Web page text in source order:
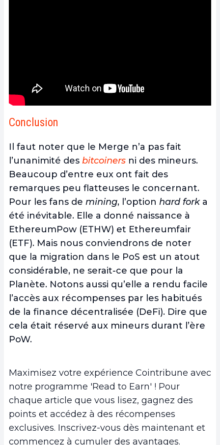
Conclusion
Il faut noter que le Merge n’a pas fait
l’unanimité des bitcoiners ni des mineurs.
Beaucoup d’entre eux ont fait des
remarques peu flatteuses le concernant.
Pour les fans de mining, l’option hard fork a
été inévitable. Elle a donné naissance à
EthereumPow (ETHW) et Ethereumfair
(ETF). Mais nous conviendrons de noter
que la migration dans le PoS est un atout
considérable, ne serait-ce que pour la
Planète. Notons aussi qu’elle a rendu facile
l’accès aux récompenses par les habitués
de la finance décentralisée (DeFi). Dire que
cela était réservé aux mineurs durant l’ère
PoW.
Maximisez votre expérience Cointribune avec
notre programme 'Read to Earn' ! Pour
chaque article que vous lisez, gagnez des
points et accédez à des récompenses
exclusives. Inscrivez-vous dès maintenant et
commencez à cumuler des avantages.